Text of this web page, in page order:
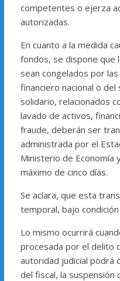
competentes o ejerza
autorizadas.
En cuanto a la medida
fondos, se dispone que
sean congelados por
financiero nacional o
solidario, relacionados
lavado de activos,
fraude, deberán ser
administrada por el
Ministerio de Economía
máximo de cinco días.
Se aclara, que esta
temporal, bajo
Lo mismo ocurrirá
procesada por el delito
autoridad judicial podrá
del fiscal, la suspensión